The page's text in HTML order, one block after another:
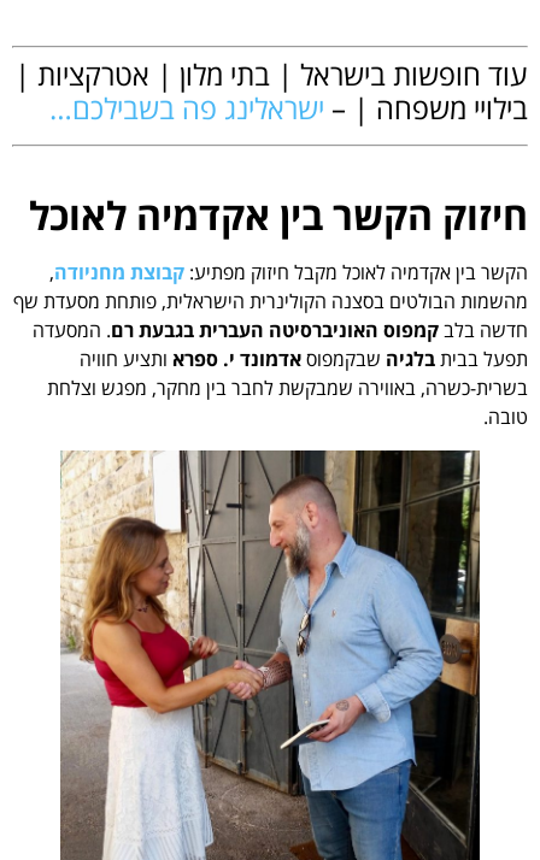
עוד חופשות בישראל | בתי מלון | אטרקציות |
בילויי משפחה | – ישראלינג פה בשבילכם…
חיזוק הקשר בין אקדמיה לאוכל
הקשר בין אקדמיה לאוכל מקבל חיזוק מפתיע: קבוצת מחניודה,
מהשמות הבולטים בסצנה הקולינרית הישראלית, פותחת מסעדת שף
חדשה בלבקמפוס האוניברסיטה העברית בגבעת רם. המסעדה
תפעל בביתבלגיה שבקמפוסאדמונד י. ספרא ותציע חוויה
בשרית-כשרה, באווירה שמבקשת לחבר בין מחקר, מפגש וצלחת
טובה.